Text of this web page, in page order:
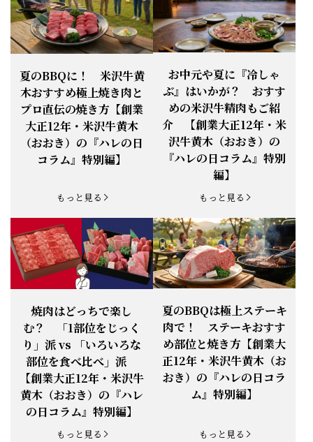
お知らせ 2026.4.13
【母の日】5月10日の母の日に、
「『ありがとう』の気持ち」をお贈り
できます。
お知らせ 2026.1.25
【ご注意】1月27日（火）は終日、お
電話・FAXが繋がりません（8:30〜
18:00）
お知らせ 2026.1.20
【恵方巻】今年の2月3日は、『米沢牛
恵方巻』を！
お知らせ 2026.1.15
【新商品】『米沢牛だし茶漬け』発売
お知らせ 2025.11.3 「黄木の御歳暮」早割開始！
お知らせ 2025.9.13 「秋分の日」定休日変更のお知らせ
お知らせ 2025.6.16 新登場！一膳ご飯
お知らせ 2025.5.28 「初夏の肉祭り」開催中
お知らせ 2025.5.19 「父の日特集」開催中
お知らせ 2025.4.28 「BBQ企画」開催中！
お知らせ 2025.4.28 「母の日企画」開催中！
夏のBBQに！ 米沢牛黄
木おすすめ極上焼き肉と
プロ直伝の焼き方【創業
大正12年・米沢牛黄木
（おおき）の『ハレの日
コラム』特別編】
もっと見る
お中元や夏に『冷しゃ
ぶ』はいかが？ おすす
めの米沢牛精肉もご紹
介 【創業大正12年・米
沢牛黄木（おおき）の
『ハレの日コラム』特別
編】
もっと見る
焼肉はどっちで楽し
む？ 「1部位をじっく
り」派 vs 「いろいろな
部位を食べ比べ」派
【創業大正12年・米沢牛
黄木（おおき）の『ハレ
の日コラム』特別編】
もっと見る
夏のBBQは極上ステーキ
肉で！ ステーキおすす
め部位と焼き方【創業大
正12年・米沢牛黄木（お
おき）の『ハレの日コラ
ム』特別編】
もっと見る